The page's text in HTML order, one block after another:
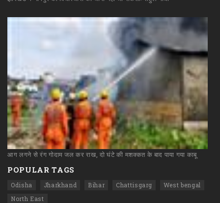
आग लगने से रंग गोदाम जल कर राख, दो घंटे की मशक्कत के बाद पाया गया काबू
POPULAR TAGS
Odisha Jharkhand Bihar Chattisgarg
West bengal
North East